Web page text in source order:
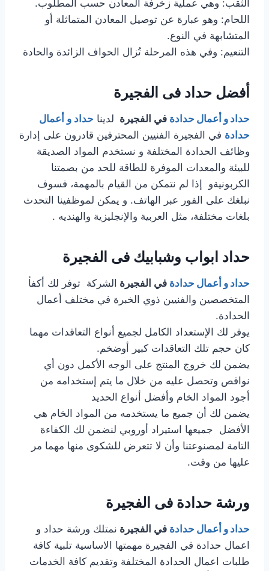
الثقب: وهي عملية زخرفة المعادن حسب المطلوب.
اللحام: وهو عبارة عن توصيل المعادن المتماثلة أو
المتشابهة في النوع.
التنعيم: وفي هذه المرحلة تُزال الحواف الزائدة والحادة
أفضل حداد فى الفجيرة
حداد و أعمال حدادة في الفجيرة لدينا حداد و أعمال
حدادة في الفجيرة الفنيين المحترفين قادرون على إدارة
وظائف الحدادة المختلفة و نستخدم المواد الصديقة
للبيئة والمعدات الموفرة للطاقة للحد من بصمتنا
الكربونيةو إذا لم نتمكن من القيام بالمهمة، فسوف
نبلغك على الفور عبر الهاتف. و يمكن لموظفينا التحدث
بلغات مختلفة، مثل العربية والإنجليزية والهنديه .
حداد ابواب وشبابيك فى الفجيرة
حداد و أعمال حدادة في الفجيرة الشركة توفر لك أكفأ
المتخصصين والفنيين ذوي الخبرة في مختلف أعمال
الحدادة.
يوفر لك الإستعداد الكامل لجميع أنواع التعاقدات مهما
كان حجم تلك التعاقدات كبير أوضخم.
يضمن لك خروج المنتج على الوجه الأكمل دون أي
نواقص وتحصل عليه من خلال ما يتم إستخدامه من
أجود المواد الخام وأفضل أنواع الحديد
يضمن لك أن جميع ما يستخدمه من المواد الخام هي
الأفضل جميعها استيراد أوروبي لنضمن لك الكفاءة
التامة لمصنوعتنا وأن لا تتعرض للشكوى منها مهما مر
عليها من وقت.
ورشة حدادة فى الفجيرة
حداد و أعمال حدادة في الفجيرة نمتلك ورشة حداد و
اعمال حدادة في الفجيرة مهمتها الاساسية تلبية كافة
طلبات اعمال الحدادة المختلفة وتقديم كافة الخدمات